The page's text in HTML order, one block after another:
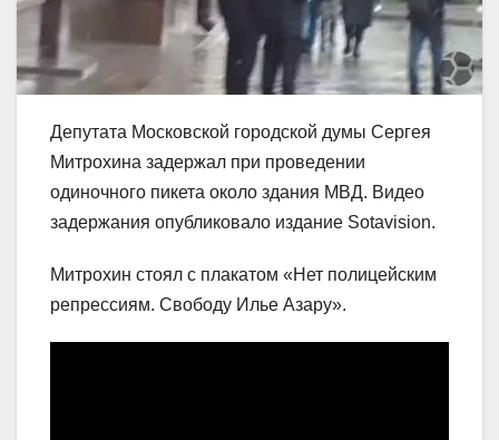
Депутата Московской городской думы Сергея
Митрохина задержал при проведении
одиночного пикета около здания МВД. Видео
задержания опубликовало издание Sotavision.
Митрохин стоял с плакатом «Нет полицейским
репрессиям. Свободу Илье Азару».